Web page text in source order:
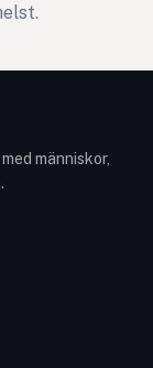
människor,